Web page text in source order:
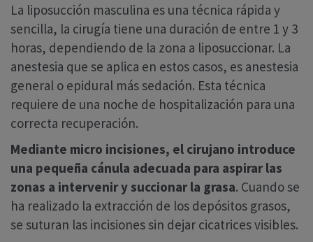
La liposucción masculina es una técnica rápida y
sencilla, la cirugía tiene una duración de entre 1 y 3
horas, dependiendo de la zona a liposuccionar. La
anestesia que se aplica en estos casos, es anestesia
general o epidural más sedación. Esta técnica
requiere de una noche de hospitalización para una
correcta recuperación.
Mediante micro incisiones, el cirujano introduce
una pequeña cánula adecuada para aspirar las
zonas a intervenir y succionar la grasa. Cuando se
ha realizado la extracción de los depósitos grasos,
se suturan las incisiones sin dejar cicatrices visibles.